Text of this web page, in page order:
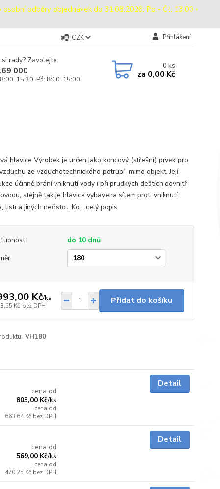
osobní odběry objednávek do 31.08.2026: Po - Čt: 13:00 -
CZK Přihlášení
rady? Zavolejte.
000
15:30, Pá: 8:00-15:00
0ks
za 0,00 Kč
hlavice Výrobek je určen jako koncový (střešní) prvek pro
ze vzduchotechnického potrubí mimo objekt. Její
účinně brání vniknutí vody i při prudkých deštích dovnitř
stejně tak je hlavice vybavena sítem proti vniknutí
listí a jiných nečistot. Ko... celý popis
do 10 dnů
Kč/ks
Kč bez DPH
Přidat do košíku
VH180
cena od
803,00 Kč/ks
cena od
663,64 Kč bez DPH
Detail
cena od
569,00 Kč/ks
cena od
470,25 Kč bez DPH
Detail